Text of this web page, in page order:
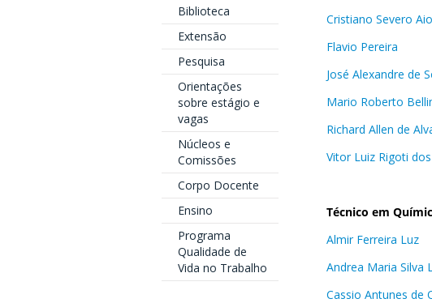
Biblioteca
Extensão
Pesquisa
Orientações
sobre estágio e
vagas
Núcleos e
Comissões
Corpo Docente
Ensino
Programa
Qualidade de
Vida no Trabalho
Cristiano Severo
Flavio Pereira
José Alexandre de
Mario Roberto
Richard Allen de
Vitor Luiz Rigoti
Técnico em
Almir Ferreira Luz
Andrea Maria Silva
Cassio Antunes de